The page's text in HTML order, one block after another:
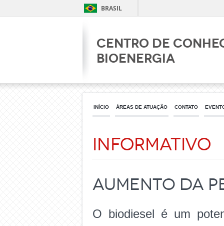
BRASIL
Centro de
Bioenergia
INÍCIO ÁREAS DE ATUAÇÃO CONTATO
Informativo
Aumento da
O biodiesel é um